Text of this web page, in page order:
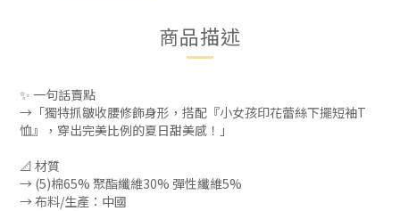
商品描述
✨ 一句話賣點
→「獨特抓皺收腰修飾身形，搭配『小女孩印花蕾絲下擺短袖T
恤』，穿出完美比例的夏日甜美感！」
📐 材質
→ (5)棉65% 聚酯纖維30% 彈性纖維5%
→ 布料/生產：中國